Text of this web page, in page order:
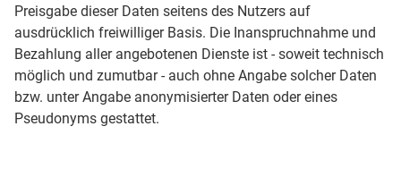
Preisgabe dieser Daten seitens des Nutzers auf
ausdrücklich freiwilliger Basis. Die Inanspruchnahme und
Bezahlung aller angebotenen Dienste ist - soweit technisch
möglich und zumutbar - auch ohne Angabe solcher Daten
bzw. unter Angabe anonymisierter Daten oder eines
Pseudonyms gestattet.